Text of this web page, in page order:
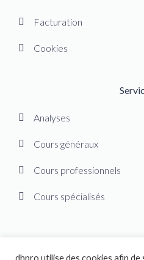
Facturation
Cookies
Analyses
Cours généraux
Cours professionnels
Cours spécialisés
dhpro utilise des cookies afin